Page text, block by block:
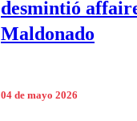
desmintió
Maldonado
04 de mayo 2026